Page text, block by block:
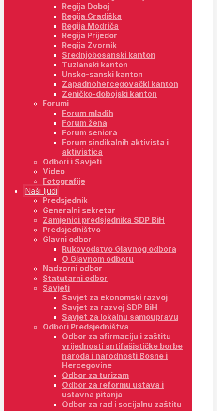
Regija Doboj
Regija Gradiška
Regija Modriča
Regija Prijedor
Regija Zvornik
Srednjobosanski kanton
Tuzlanski kanton
Unsko-sanski kanton
Zapadnohercegovački kanton
Zeničko-dobojski kanton
Forumi
Forum mladih
Forum žena
Forum seniora
Forum sindikalnih aktivista i
aktivistica
Odbori i Savjeti
Video
Fotografije
Naši ljudi
Predsjednik
Generalni sekretar
Zamjenici predsjednika SDP BiH
Predsjedništvo
Glavni odbor
Rukovodstvo Glavnog odbora
O Glavnom odboru
Nadzorni odbor
Statutarni odbor
Savjeti
Savjet za ekonomski razvoj
Savjet za razvoj SDP BiH
Savjet za lokalnu samoupravu
Odbori Predsjedništva
Odbor za afirmaciju i zaštitu
vrijednosti antifašističke borbe
naroda i narodnosti Bosne i
Hercegovine
Odbor za turizam
Odbor za reformu ustava i
ustavna pitanja
Odbor za rad i socijalnu zaštitu